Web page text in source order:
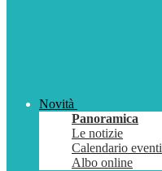
Novità
Panoramica
Le notizie
Calendario eventi
Albo online